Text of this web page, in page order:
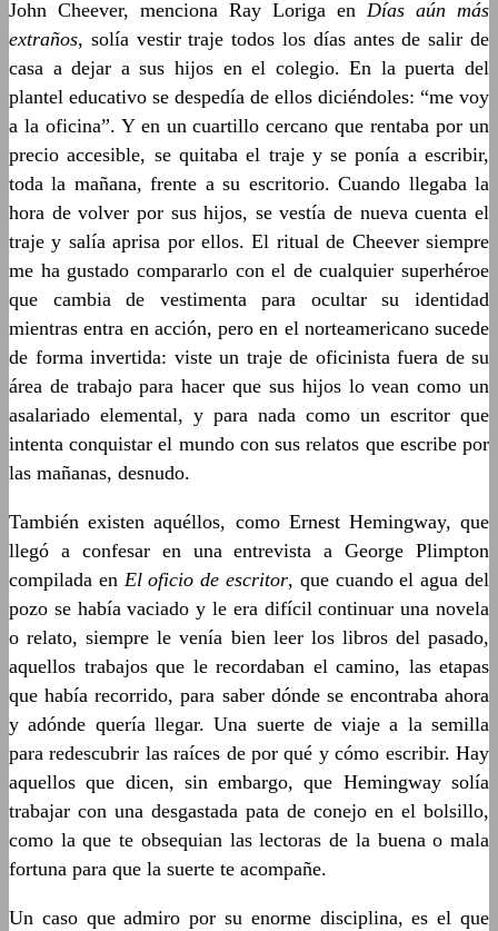
John Cheever, menciona Ray Loriga en Días aún más
extraños, solía vestir traje todos los días antes de salir de
casa a dejar a sus hijos en el colegio. En la puerta del
plantel educativo se despedía de ellos diciéndoles: “me voy
a la oficina”. Y en un cuartillo cercano que rentaba por un
precio accesible, se quitaba el traje y se ponía a escribir,
toda la mañana, frente a su escritorio. Cuando llegaba la
hora de volver por sus hijos, se vestía de nueva cuenta el
traje y salía aprisa por ellos. El ritual de Cheever siempre
me ha gustado compararlo con el de cualquier superhéroe
que cambia de vestimenta para ocultar su identidad
mientras entra en acción, pero en el norteamericano sucede
de forma invertida: viste un traje de oficinista fuera de su
área de trabajo para hacer que sus hijos lo vean como un
asalariado elemental, y para nada como un escritor que
intenta conquistar el mundo con sus relatos que escribe por
las mañanas, desnudo.
También existen aquéllos, como Ernest Hemingway, que
llegó a confesar en una entrevista a George Plimpton
compilada en El oficio de escritor, que cuando el agua del
pozo se había vaciado y le era difícil continuar una novela
o relato, siempre le venía bien leer los libros del pasado,
aquellos trabajos que le recordaban el camino, las etapas
que había recorrido, para saber dónde se encontraba ahora
y adónde quería llegar. Una suerte de viaje a la semilla
para redescubrir las raíces de por qué y cómo escribir. Hay
aquellos que dicen, sin embargo, que Hemingway solía
trabajar con una desgastada pata de conejo en el bolsillo,
como la que te obsequian las lectoras de la buena o mala
fortuna para que la suerte te acompañe.
Un caso que admiro por su enorme disciplina, es el que